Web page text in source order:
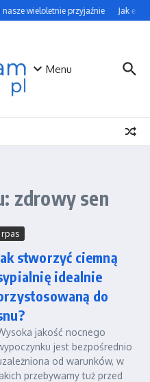
wieloletnie przyjaźnie Jak
Menu
zdrowy sen
rpas
stworzyć ciemną
idealnie
do
jakość nocnego
jest bezpośrednio
od warunków, w
przebywamy tuż przed